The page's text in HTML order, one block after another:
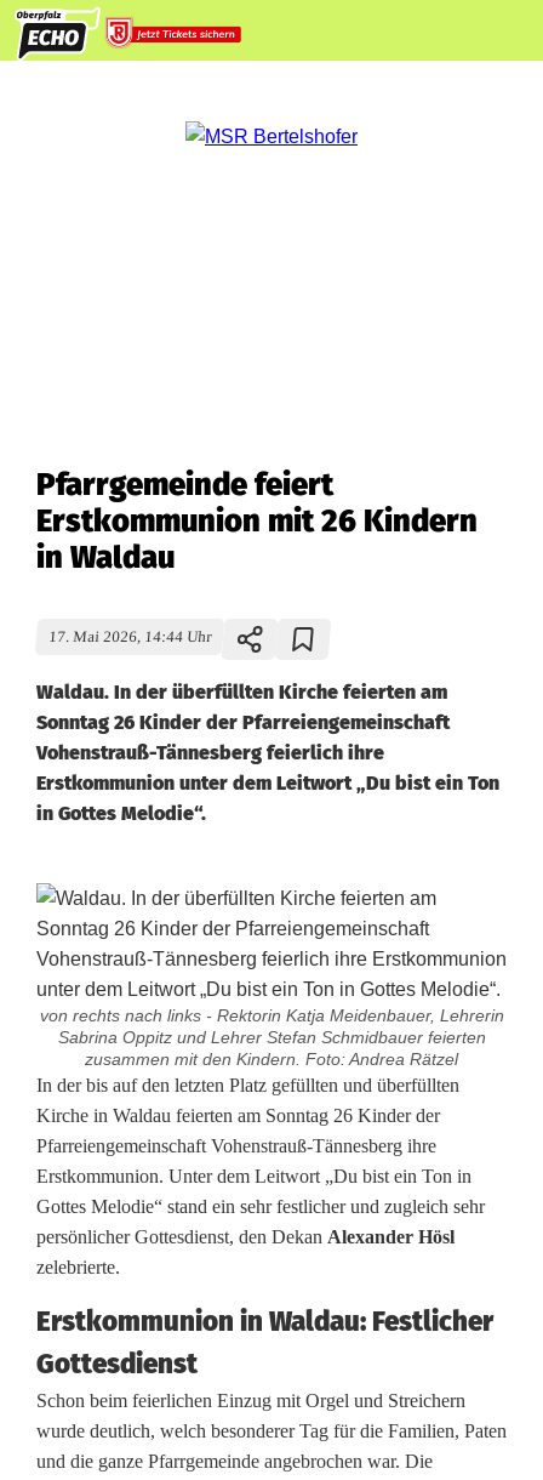
Pfarrgemeinde feiert
Erstkommunion mit 26 Kindern
in Waldau
17. Mai 2026, 14:44 Uhr
Waldau. In der überfüllten Kirche feierten am
Sonntag 26 Kinder der Pfarreiengemeinschaft
Vohenstrauß-Tännesberg feierlich ihre
Erstkommunion unter dem Leitwort „Du bist ein Ton
in Gottes Melodie“.
von rechts nach links - Rektorin Katja Meidenbauer, Lehrerin
Sabrina Oppitz und Lehrer Stefan Schmidbauer feierten
zusammen mit den Kindern. Foto: Andrea Rätzel
P
f
a
r
r
g
e
m
e
In der bis auf den letzten Platz gefüllten und überfüllten
Kirche in Waldau feierten am Sonntag 26 Kinder der
Pfarreiengemeinschaft Vohenstrauß-Tännesberg ihre
Erstkommunion. Unter dem Leitwort „Du bist ein Ton in
Gottes Melodie“ stand ein sehr festlicher und zugleich sehr
persönlicher Gottesdienst, den Dekan Alexander Hösl
zelebrierte.
Erstkommunion in Waldau: Festlicher
Gottesdienst
Schon beim feierlichen Einzug mit Orgel und Streichern
wurde deutlich, welch besonderer Tag für die Familien, Paten
und die ganze Pfarrgemeinde angebrochen war. Die